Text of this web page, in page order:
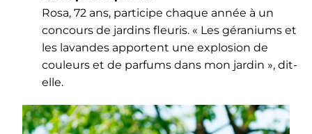
Rosa, 72 ans, participe chaque année à un
concours de jardins fleuris. « Les géraniums et
les lavandes apportent une explosion de
couleurs et de parfums dans mon jardin », dit-
elle.